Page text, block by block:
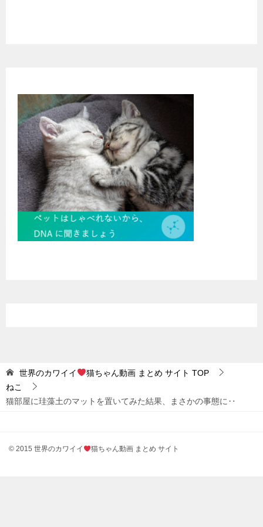
世界のカワイイ 猫ちゃん動画 まとめ サイト TOP
ねこ
猫部屋に珪藻土のマットを置いてみた結果、まさかの事態に‥
© 2015 世界のカワイイ 猫ちゃん動画 まとめ サイト